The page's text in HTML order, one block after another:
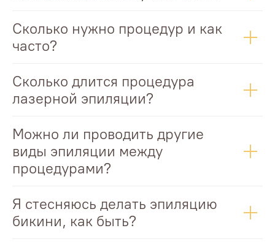
Сколько нужно процедур и как
часто?
Сколько длится процедура
лазерной эпиляции?
Можно ли проводить другие
виды эпиляции между
процедурами?
Я стесняюсь делать эпиляцию
бикини, как быть?